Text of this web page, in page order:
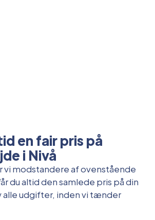
en fair pris på
i Nivå
vi modstandere af ovenstående
du altid den samlede pris på din
alle udgifter, inden vi tænder